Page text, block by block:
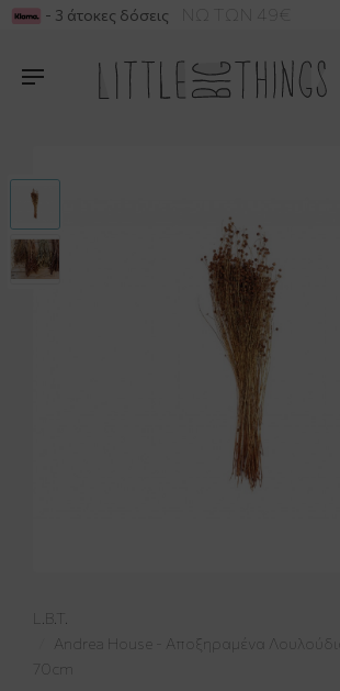
ΓΙΑ ΑΓΟΡΕΣ ΑΝΩ ΤΩΝ 49€
- 3 άτοκες δόσεις
L.B.T.
Andrea House - Αποξηραμένα
70cm